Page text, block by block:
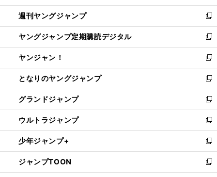
開
く
ウ
で
開
く
ン
ド
ウ
で
開
く
ウ
ィ
ン
ド
ウ
で
開
く
週刊ヤングジャンプ
新
し
い
ウ
ィ
ン
ド
ウ
で
開
く
ヤングジャンプ定期購読デジタル
新
し
い
ウ
ィ
ン
ド
ウ
で
開
く
ヤンジャン！
新
し
い
ウ
ィ
ン
ド
ウ
で
開
く
となりのヤングジャンプ
新
し
い
ウ
ィ
ン
ド
ウ
で
開
グランドジャンプ
新
し
い
ウ
ィ
ン
ド
ウ
ウルトラジャンプ
新
し
い
ウ
ィ
ン
少年ジャンプ+
新
し
い
ウ
ジャンプTOON
新
し